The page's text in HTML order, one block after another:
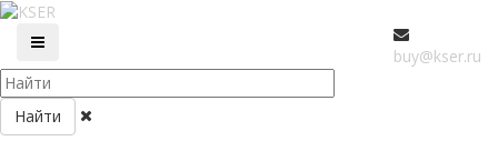
buy@kser.ru
Найти